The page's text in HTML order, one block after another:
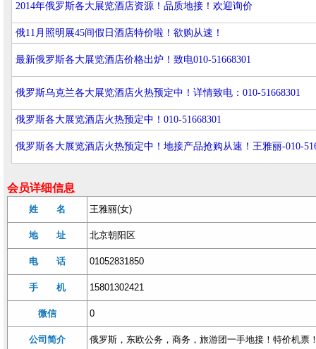
2014年俄罗斯各大展览酒店资源！品质地接！欢迎询价
俄11月照明展45间假日酒店特价啦！欲购从速！
最新俄罗斯各大展览酒店价格出炉！致电010-51668301
俄罗斯乌克兰各大展览酒店火热预定中！详情致电：010-51668301
俄罗斯各大展览酒店火热预定中！010-51668301
俄罗斯各大展览酒店火热预定中！地接产品抢购从速！王雅丽-010-
会员详细信息
姓 名 王雅丽(女)
地 址 北京朝阳区
电 话 01052831850
手 机 15801302421
微信 0
公司简介 俄罗斯，东欧公务，商务，旅游团一手地接！特价机票